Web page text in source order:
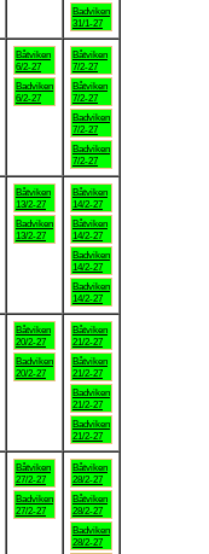
Badviken
31/1-27
Båtviken
6/2-27
Badviken
6/2-27
Båtviken
7/2-27
Båtviken
7/2-27
Badviken
7/2-27
Badviken
7/2-27
Båtviken
13/2-27
Badviken
13/2-27
Båtviken
14/2-27
Båtviken
14/2-27
Badviken
14/2-27
Badviken
14/2-27
Båtviken
20/2-27
Badviken
20/2-27
Båtviken
21/2-27
Båtviken
21/2-27
Badviken
21/2-27
Badviken
21/2-27
Båtviken
27/2-27
Badviken
27/2-27
Båtviken
28/2-27
Båtviken
28/2-27
Badviken
28/2-27